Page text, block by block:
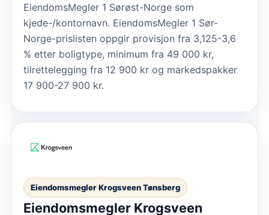
EiendomsMegler 1 Sørøst-Norge som
kjede-/kontornavn. EiendomsMegler 1 Sør-
Norge-prislisten oppgir provisjon fra 3,125-3,6
% etter boligtype, minimum fra 49 000 kr,
tilrettelegging fra 12 900 kr og markedspakker
17 900-27 900 kr.
Eiendomsmegler Krogsveen Tønsberg
Eiendomsmegler Krogsveen